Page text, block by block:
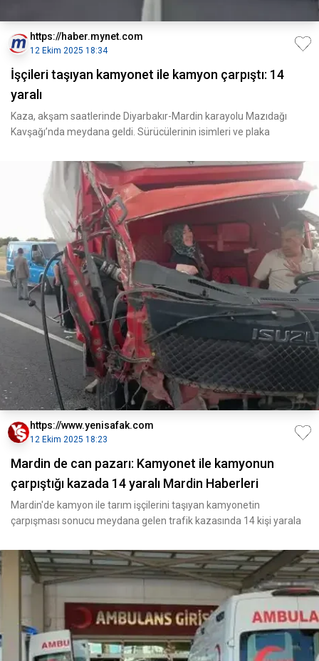
https://haber.mynet.com
12 Ekim 2025 18:34
İşçileri taşıyan kamyonet ile kamyon çarpıştı: 14
yaralı
Kaza, akşam saatlerinde Diyarbakır-Mardin karayolu Mazıdağı
Kavşağı’nda meydana geldi. Sürücülerinin isimleri ve plaka
https://www.yenisafak.com
12 Ekim 2025 18:23
Mardin de can pazarı: Kamyonet ile kamyonun
çarpıştığı kazada 14 yaralı Mardin Haberleri
Mardin'de kamyon ile tarım işçilerini taşıyan kamyonetin
çarpışması sonucu meydana gelen trafik kazasında 14 kişi yarala